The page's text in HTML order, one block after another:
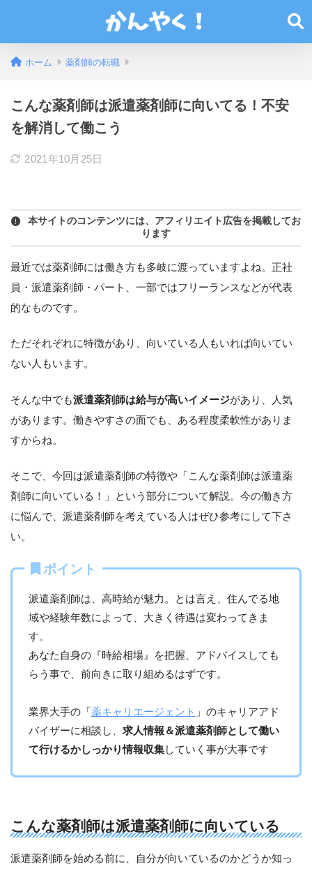
ホーム 薬剤師の転職
こんな薬剤師は派遣薬剤師に向いてる！不安
を解消して働こう
2021年10月25日
本サイトのコンテンツには、アフィリエイト広告を掲載してお
ります
最近では薬剤師には働き方も多岐に渡っていますよね。正社
員・派遣薬剤師・パート、一部ではフリーランスなどが代表
的なものです。
ただそれぞれに特徴があり、向いている人もいれば向いてい
ない人もいます。
そんな中でも派遣薬剤師は給与が高いイメージがあり、人気
があります。働きやすさの面でも、ある程度柔軟性がありま
すからね。
そこで、今回は派遣薬剤師の特徴や「こんな薬剤師は派遣薬
剤師に向いている！」という部分について解説。今の働き方
に悩んで、派遣薬剤師を考えている人はぜひ参考にして下さ
い。
ポイント
派遣薬剤師は、高時給が魅力。とは言え、住んでる地
域や経験年数によって、大きく待遇は変わってきま
す。
あなた自身の『時給相場』を把握、アドバイスしても
らう事で、前向きに取り組めるはずです。
業界大手の「薬キャリエージェント 」のキャリアアド
バイザーに相談し、 求人情報＆派遣薬剤師として働い
て行けるかしっかり情報収集していく事が大事です
こんな薬剤師は派遣薬剤師に向いている
派遣薬剤師を始める前に、自分が向いているのかどうか知っ